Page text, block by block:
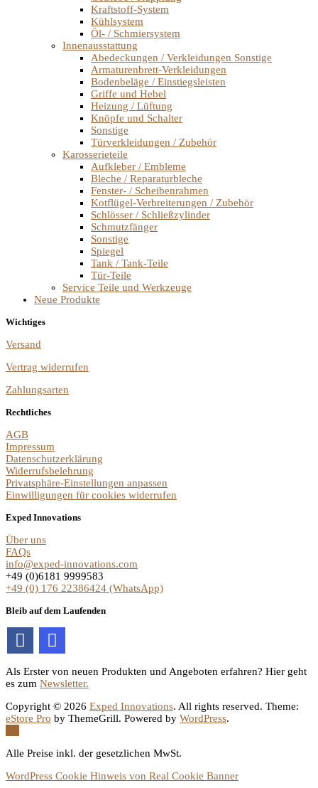
Kraftstoff-System
Kühlsystem
Öl- / Schmiersystem
Innenausstattung
Abedeckungen / Verkleidungen Sonstige
Armaturenbrett-Verkleidungen
Bodenbeläge / Einstiegsleisten
Griffe und Hebel
Heizung / Lüftung
Knöpfe und Schalter
Sonstige
Türverkleidungen / Zubehör
Karosserieteile
Aufkleber / Embleme
Bleche / Reparaturbleche
Fenster- / Scheibenrahmen
Kotflügel-Verbreiterungen / Zubehör
Schlösser / Schließzylinder
Schmutzfänger
Sonstige
Spiegel
Tank / Tank-Teile
Tür-Teile
Service Teile und Werkzeuge
Neue Produkte
Wichtiges
Versand
Vertrag widerrufen
Zahlungsarten
Rechtliches
AGB
Impressum
Datenschutzerklärung
Widerrufsbelehrung
Privatsphäre-Einstellungen anpassen
Einwilligungen für cookies widerrufen
Exped Innovations
Über uns
FAQs
info@exped-innovations.com
+49 (0)6181 9999583
+49 (0) 176 22386424 (WhatsApp)
Bleib auf dem Laufenden
Als Erster von neuen Produkten und Angeboten erfahren? Hier geht
es zum Newsletter.
Copyright © 2026 Exped Innovations. All rights reserved. Theme:
eStore Pro by ThemeGrill. Powered by WordPress.
Alle Preise inkl. der gesetzlichen MwSt.
WordPress Cookie Hinweis von Real Cookie Banner